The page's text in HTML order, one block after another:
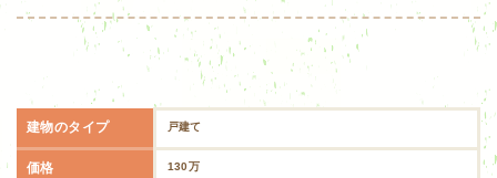
建物のタイプ 戸建て
価格 130万